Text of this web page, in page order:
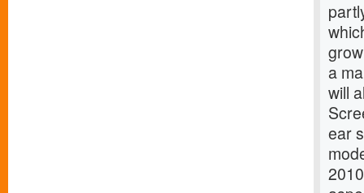
a
will
ear